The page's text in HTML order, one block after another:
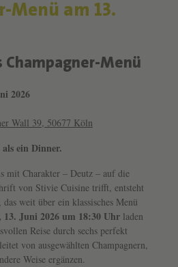
Menü am 13.
Champagner-Menü
2026
Wall 39, 50677 Köln
ein Dinner.
mit Charakter – Deutz – auf die
von Stivie Cuisine trifft, entsteht
weit über ein klassisches Menü
13. Juni 2026 um 18:30 Uhr laden
Reise durch sechs perfekt
von ausgewählten Champagnern,
Weise ergänzen.